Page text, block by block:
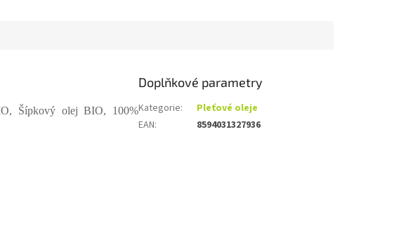
Šípkový olej BIO, 100%
Doplňkové parametry
Kategorie:
Pleťové oleje
EAN: 8594031327936